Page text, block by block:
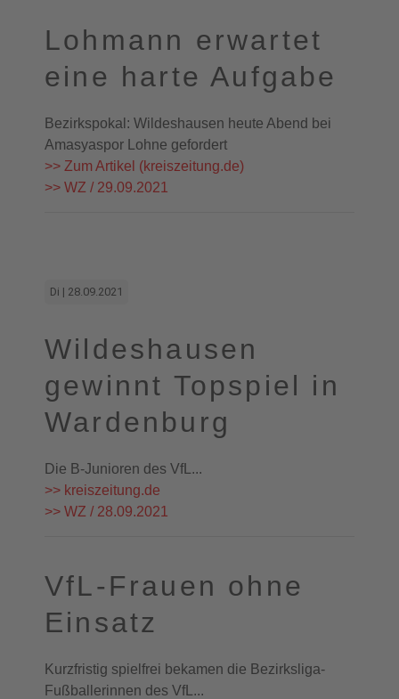
Lohmann erwartet
eine harte Aufgabe
Bezirkspokal: Wildeshausen heute Abend bei
Amasyaspor Lohne gefordert
>> Zum Artikel (kreiszeitung.de)
>> WZ / 29.09.2021
Di | 28.09.2021
Wildeshausen
gewinnt Topspiel in
Wardenburg
Die B-Junioren des VfL...
>> kreiszeitung.de
>> WZ / 28.09.2021
VfL-Frauen ohne
Einsatz
Kurzfristig spielfrei bekamen die Bezirksliga-
Fußballerinnen des VfL...